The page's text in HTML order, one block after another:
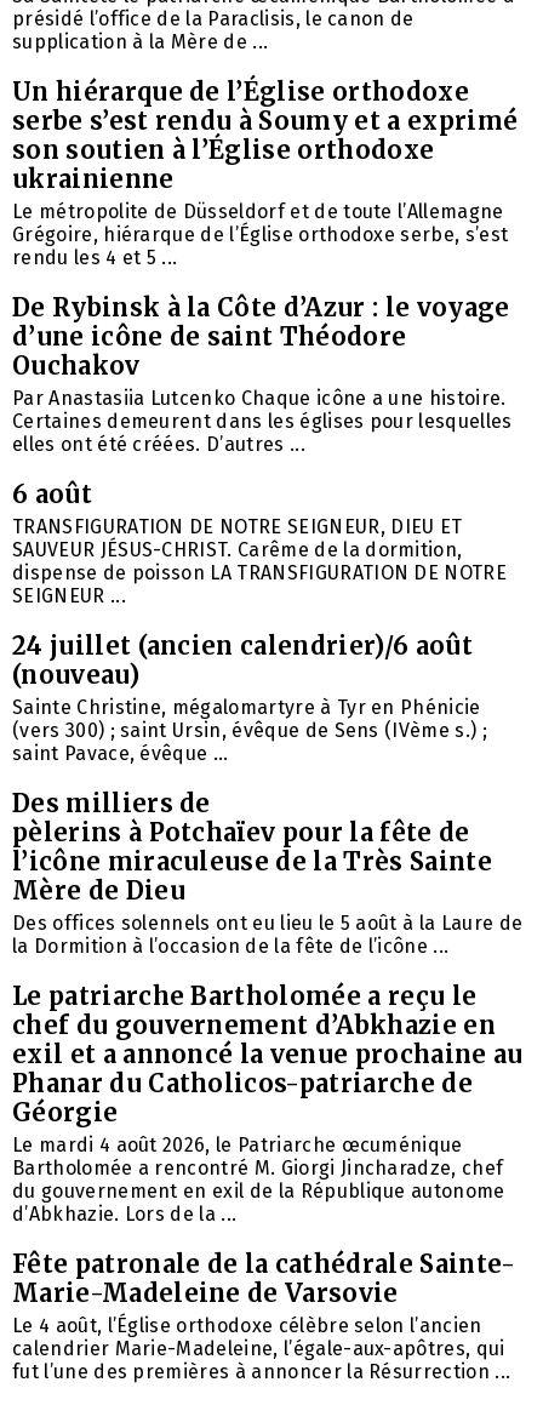
présidé l’office de la Paraclisis, le canon de
supplication à la Mère de ...
Un hiérarque de l’Église orthodoxe
serbe s’est rendu à Soumy et a exprimé
son soutien à l’Église orthodoxe
ukrainienne
Le métropolite de Düsseldorf et de toute l’Allemagne
Grégoire, hiérarque de l’Église orthodoxe serbe, s’est
rendu les 4 et 5 ...
De Rybinsk à la Côte d’Azur : le voyage
d’une icône de saint Théodore
Ouchakov
Par Anastasiia Lutcenko Chaque icône a une histoire.
Certaines demeurent dans les églises pour lesquelles
elles ont été créées. D’autres ...
6 août
TRANSFIGURATION DE NOTRE SEIGNEUR, DIEU ET
SAUVEUR JÉSUS-CHRIST. Carême de la dormition,
dispense de poisson LA TRANSFIGURATION DE NOTRE
SEIGNEUR ...
24 juillet (ancien calendrier)/6 août
(nouveau)
Sainte Christine, mégalomartyre à Tyr en Phénicie
(vers 300) ; saint Ursin, évêque de Sens (IVème s.) ;
saint Pavace, évêque ...
Des milliers de
pèlerins à Potchaïev pour la fête de
l’icône miraculeuse de la Très Sainte
Mère de Dieu
Des offices solennels ont eu lieu le 5 août à la Laure de
la Dormition à l’occasion de la fête de l’icône ...
Le patriarche Bartholomée a reçu le
chef du gouvernement d’Abkhazie en
exil et a annoncé la venue prochaine au
Phanar du Catholicos-patriarche de
Géorgie
Le mardi 4 août 2026, le Patriarche œcuménique
Bartholomée a rencontré M. Giorgi Jincharadze, chef
du gouvernement en exil de la République autonome
d’Abkhazie. Lors de la ...
Fête patronale de la cathédrale Sainte-
Marie-Madeleine de Varsovie
Le 4 août, l’Église orthodoxe célèbre selon l’ancien
calendrier Marie-Madeleine, l’égale-aux-apôtres, qui
fut l’une des premières à annoncer la Résurrection ...